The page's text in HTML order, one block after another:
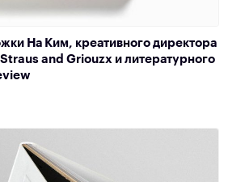
На Ким, креативного директора
and Griouzx и литературного